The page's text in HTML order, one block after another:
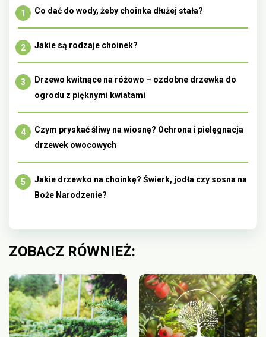
Co dać do wody, żeby choinka dłużej stała?
Jakie są rodzaje choinek?
Drzewo kwitnące na różowo – ozdobne drzewka do
ogrodu z pięknymi kwiatami
Czym pryskać śliwy na wiosnę? Ochrona i pielęgnacja
drzewek owocowych
Jakie drzewko na choinkę? Świerk, jodła czy sosna na
Boże Narodzenie?
ZOBACZ RÓWNIEŻ: